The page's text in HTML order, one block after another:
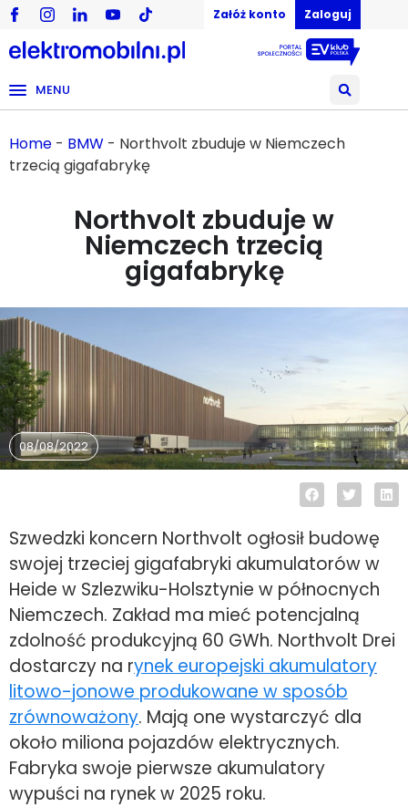
Załóż konto Zaloguj
MENU
Home - BMW - Northvolt zbuduje w Niemczech
trzecią gigafabrykę
Northvolt zbuduje w
Niemczech trzecią
gigafabrykę
08/08/2022
Szwedzki koncern Northvolt ogłosił budowę
swojej trzeciej gigafabryki akumulatorów w
Heide w Szlezwiku-Holsztynie w północnych
Niemczech. Zakład ma mieć potencjalną
zdolność produkcyjną 60 GWh. Northvolt Drei
dostarczy na rynek europejski akumulatory
litowo-jonowe produkowane w sposób
zrównoważony. Mają one wystarczyć dla
około miliona pojazdów elektrycznych.
Fabryka swoje pierwsze akumulatory
wypuści na rynek w 2025 roku.